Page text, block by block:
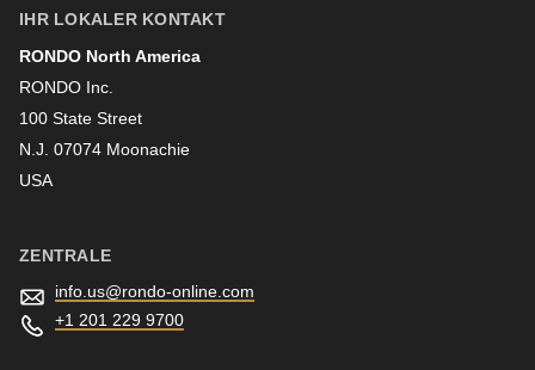
Nachname
IHR LOKALER KONTAKT
RONDO North America
RONDO Inc.
100 State Street
N.J. 07074 Moonachie
USA
ZENTRALE
info.us@rondo-online.com
+1 201 229 9700